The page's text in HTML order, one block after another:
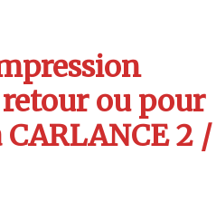
ou pour
CARLANCE 2 /